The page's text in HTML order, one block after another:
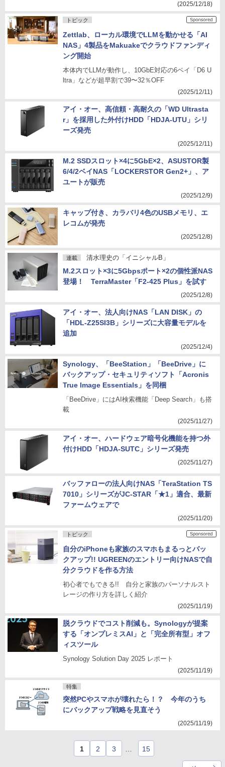
(2025/12/18)
トピック
Zettlab、ローカル環境でLLMを動かせる「AI
NAS」4製品をMakuakeでクラウドファンディ
ング開始
本体内でLLMが動作し、10GbE対応の6ベイ「D6 U
ltra」などが超早割で39〜32％OFF
(2025/12/11)
アイ・オー、高信頼・高耐久の「WD Ultrasta
r」を採用した外付けHDD「HDJA-UTU」シリ
ーズ発売
(2025/12/11)
M.2 SSDスロット×4に5GbE×2、ASUSTOR製
6/4/2ベイNAS「LOCKERSTOR Gen2+」、ア
ユートが販売
(2025/12/9)
キャップ付き、カラバリ4色のUSBメモリ、エ
レコムが発売
(2025/12/8)
連載 清水理史の「イニシャルB」
M.2スロット×3に5Gbpsポート×2の個性派NAS
登場！ TerraMaster「F2-425 Plus」を試す
(2025/12/8)
アイ・オー、法人向けNAS「LAN DISK」の
「HDL-Z25SI3B」シリーズに大容量モデルを
追加
(2025/12/4)
Synology、「BeeStation」「BeeDrive」に
バックアップ・セキュリティソフト「Acronis
True Image Essentials」を同梱
「BeeDrive」にはAI検索機能「Deep Search」も搭
載
(2025/11/27)
アイ・オー、ハードウェア暗号化機能を持つ外
付けHDD「HDJA-SUTC」シリーズ発売
(2025/11/27)
バッファローの法人向けNAS「TeraStation TS
7010」シリーズがJC-STAR「★1」適合、最新
ファームウェアで
(2025/11/20)
トピック
自分のiPhoneも家族のスマホもまるっとバッ
クアップ!! UGREENのエントリー向けNASで自
分クラウドを作る方法
初心者でもできる!! 自分と家族のパーソナルスト
レージの作り方を詳しく紹介
(2025/11/19)
脱クラウドでコスト削減も。Synologyが提案
する「オンプレミスAI」と「完全所有型」オフ
ィスツール
Synology Solution Day 2025 レポート
(2025/11/19)
特集
突然PCやスマホが壊れたら！？ 今年のうち
にバックアップ戦略を見直そう
(2025/11/19)
1 2 3 15